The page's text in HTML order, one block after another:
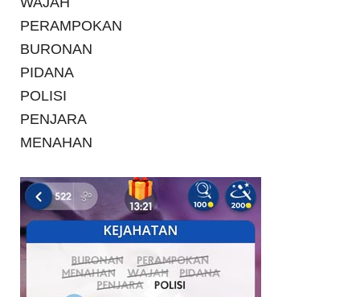
PERAMPOKAN
BURONAN
PIDANA
POLISI
PENJARA
MENAHAN